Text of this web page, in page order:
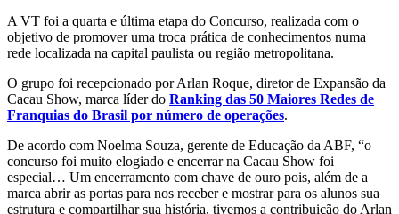
A VT foi a quarta e última etapa do Concurso, realizada com o
objetivo de promover uma troca prática de conhecimentos numa
rede localizada na capital paulista ou região metropolitana.
O grupo foi recepcionado por Arlan Roque, diretor de Expansão da
Cacau Show, marca líder do Ranking das 50 Maiores Redes de
Franquias do Brasil por número de operações.
De acordo com Noelma Souza, gerente de Educação da ABF, “o
concurso foi muito elogiado e encerrar na Cacau Show foi
especial… Um encerramento com chave de ouro pois, além de a
marca abrir as portas para nos receber e mostrar para os alunos sua
estrutura e compartilhar sua história, tivemos a contribuição do Arlan